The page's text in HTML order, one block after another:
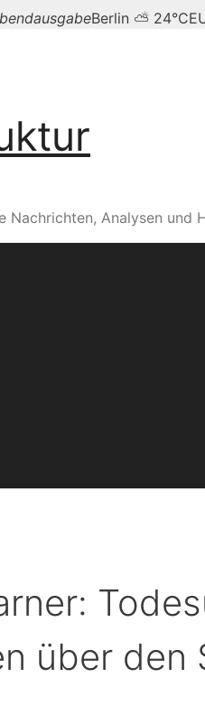
Berlin ⛅ 24°C
Nachrichten, Analysen
über den